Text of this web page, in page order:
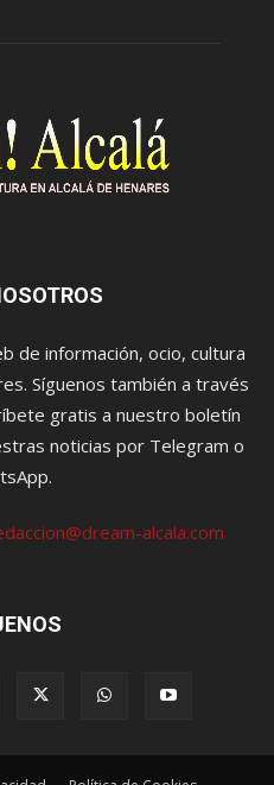
de información, ocio, cultura
Síguenos también a través
gratis a nuestro boletín
noticias por Telegram o
alcala.com